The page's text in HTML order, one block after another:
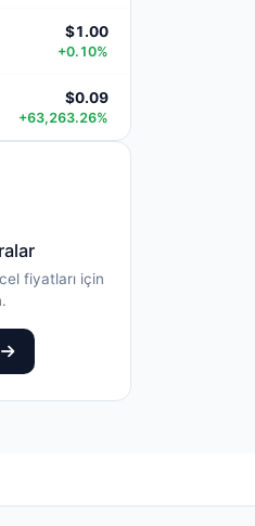
$1.00
+0.10%
$0.09
+63,263.26%
fiyatları için